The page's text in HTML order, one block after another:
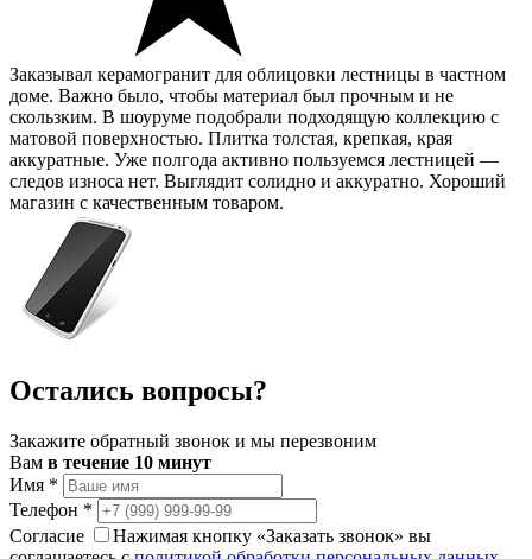
Заказывал керамогранит для облицовки лестницы в частном
доме. Важно было, чтобы материал был прочным и не
скользким. В шоуруме подобрали подходящую коллекцию с
матовой поверхностью. Плитка толстая, крепкая, края
аккуратные. Уже полгода активно пользуемся лестницей —
следов износа нет. Выглядит солидно и аккуратно. Хороший
магазин с качественным товаром.
Остались вопросы?
Закажите обратный звонок и мы перезвоним
Вам в течение 10 минут
Имя *
Телефон *
Согласие
Нажимая кнопку «Заказать звонок» вы